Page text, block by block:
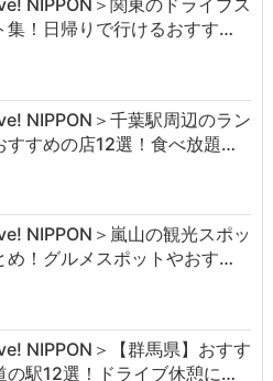
集！日帰りで行けるおすす…
NIPPON＞千葉駅周辺のラン
すすめの店12選！食べ放題…
NIPPON＞嵐山の観光スポッ
め！グルメスポットやおす…
NIPPON＞【群馬県】おすす
の駅12選！ドライブ休憩に…